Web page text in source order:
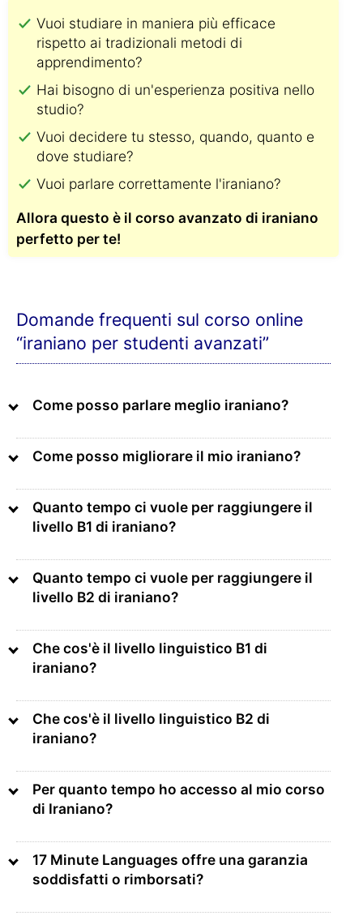
Vuoi studiare in maniera più efficace
rispetto ai tradizionali metodi di
apprendimento?
Hai bisogno di un'esperienza positiva nello
studio?
Vuoi decidere tu stesso, quando, quanto e
dove studiare?
Vuoi parlare correttamente l'iraniano?
Allora questo è il corso avanzato di iraniano
perfetto per te!
Domande frequenti sul corso online
“iraniano per studenti avanzati”
Come posso parlare meglio iraniano?
Come posso migliorare il mio iraniano?
Quanto tempo ci vuole per raggiungere il
livello B1 di iraniano?
Quanto tempo ci vuole per raggiungere il
livello B2 di iraniano?
Che cos'è il livello linguistico B1 di
iraniano?
Che cos'è il livello linguistico B2 di
iraniano?
Per quanto tempo ho accesso al mio corso
di Iraniano?
17 Minute Languages offre una garanzia
soddisfatti o rimborsati?